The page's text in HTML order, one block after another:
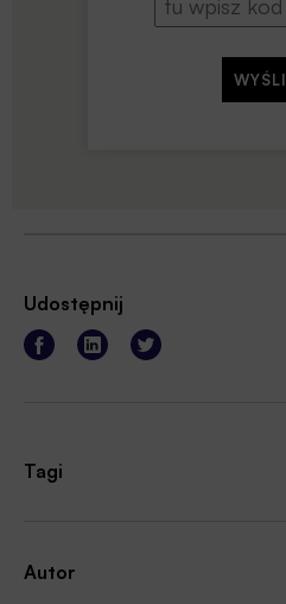
Udostępnij
Tagi
Autor